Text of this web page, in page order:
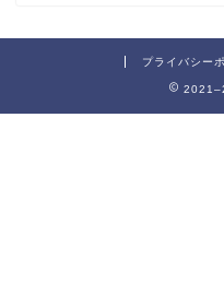
プライバシー